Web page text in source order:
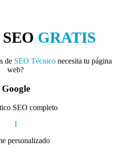
SEO GRATIS
de SEO Técnico necesita tu página
web?
Google
SEO completo
I
personalizado